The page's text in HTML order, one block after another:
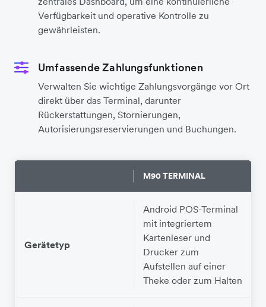
Verfügbarkeit und operative Kontrolle zu
gewährleisten.
Umfassende Zahlungsfunktionen
Verwalten Sie wichtige Zahlungsvorgänge vor Ort
direkt über das Terminal, darunter
Rückerstattungen, Stornierungen,
Autorisierungsreservierungen und Buchungen.
M90 TERMINAL
Gerätetyp
Android POS-Terminal
mit integriertem
Kartenleser und
Drucker zum
Aufstellen auf einer
Theke oder zum Halten